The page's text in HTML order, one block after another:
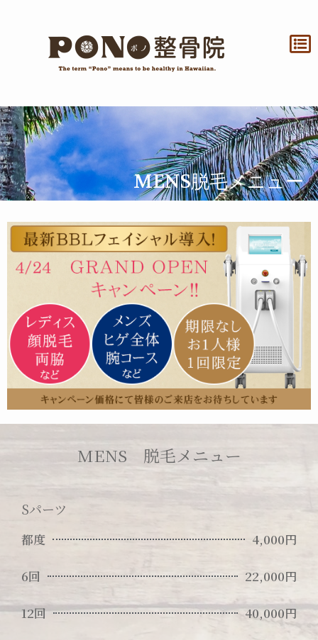
MENS脱毛メニュー
MENS 脱毛メニュー
Sパーツ
都度 4,000円
6回 22,000円
12回 40,000円